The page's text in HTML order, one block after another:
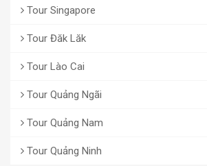
Tour Singapore
Tour Đăk Lăk
Tour Lào Cai
Tour Quảng Ngãi
Tour Quảng Nam
Tour Quảng Ninh